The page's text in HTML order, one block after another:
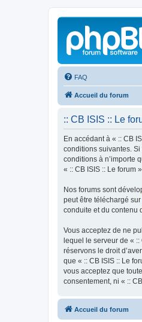
FAQ
Accueil du forum
:: CB ISIS :: Le
En accédant à « :: CB
conditions suivantes.
conditions à n’importe
« :: CB ISIS :: Le forum
Nos forums sont
peut être téléchargé sur
conduite et du contenu
Vous acceptez de ne
lequel le serveur de «
réservons le droit
que « :: CB ISIS :: Le
vous acceptez que
consentement, ni « ::
Accueil du forum